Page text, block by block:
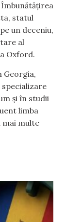
statul
un deceniu,
al
Oxford.
Georgia,
specializare
și în studii
limba
mai multe